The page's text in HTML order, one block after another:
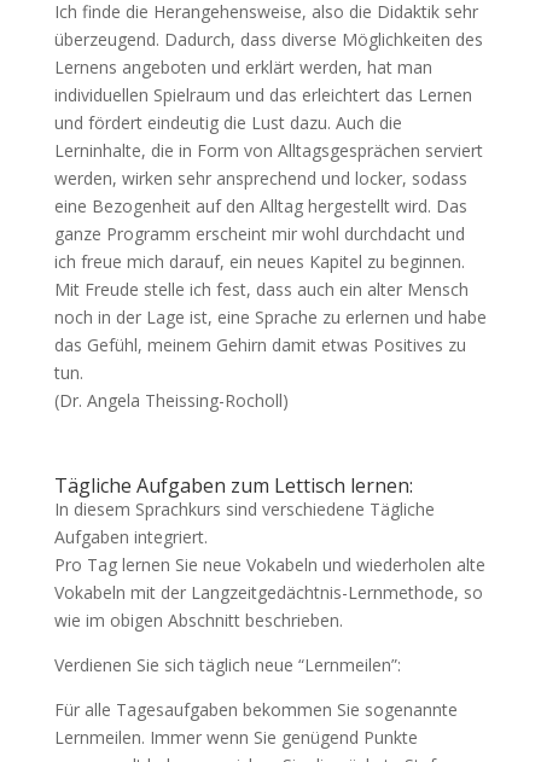
Ich finde die Herangehensweise, also die Didaktik sehr
überzeugend. Dadurch, dass diverse Möglichkeiten des
Lernens angeboten und erklärt werden, hat man
individuellen Spielraum und das erleichtert das Lernen
und fördert eindeutig die Lust dazu. Auch die
Lerninhalte, die in Form von Alltagsgesprächen serviert
werden, wirken sehr ansprechend und locker, sodass
eine Bezogenheit auf den Alltag hergestellt wird. Das
ganze Programm erscheint mir wohl durchdacht und
ich freue mich darauf, ein neues Kapitel zu beginnen.
Mit Freude stelle ich fest, dass auch ein alter Mensch
noch in der Lage ist, eine Sprache zu erlernen und habe
das Gefühl, meinem Gehirn damit etwas Positives zu
tun.
(Dr. Angela Theissing-Rocholl)
Tägliche Aufgaben zum Lettisch lernen:
In diesem Sprachkurs sind verschiedene Tägliche
Aufgaben integriert.
Pro Tag lernen Sie neue Vokabeln und wiederholen alte
Vokabeln mit der Langzeitgedächtnis-Lernmethode, so
wie im obigen Abschnitt beschrieben.
Verdienen Sie sich täglich neue “Lernmeilen”:
Für alle Tagesaufgaben bekommen Sie sogenannte
Lernmeilen. Immer wenn Sie genügend Punkte